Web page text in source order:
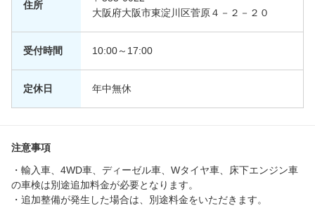
住所
大阪府大阪市東淀川区菅原４－２－２０
受付時間 10:00～17:00
定休日 年中無休
注意事項
・輸入車、4WD車、ディーゼル車、Wタイヤ車、床下エンジン車
の車検は別途追加料金が必要となります。
・追加整備が発生した場合は、別途料金をいただきます。